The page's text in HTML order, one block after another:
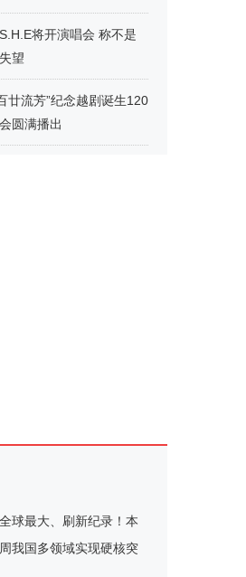
将开演唱会 称不是
望
廿流芳”纪念越剧诞生120
圆满播出
全球最大、刷新纪录！本
周我国多领域实现硬核突